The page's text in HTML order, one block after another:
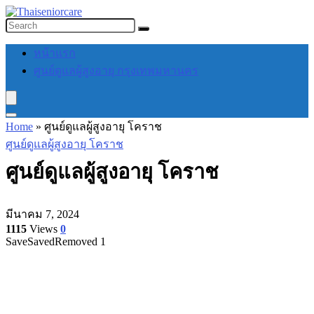
หน้าแรก
ศูนย์ดูแลผู้สูงอายุ กรุงเทพมหานคร
Home » ศูนย์ดูแลผู้สูงอายุ โคราช
ศูนย์ดูแลผู้สูงอายุ โคราช
ศูนย์ดูแลผู้สูงอายุ โคราช
มีนาคม 7, 2024
1115 Views 0
SaveSavedRemoved 1